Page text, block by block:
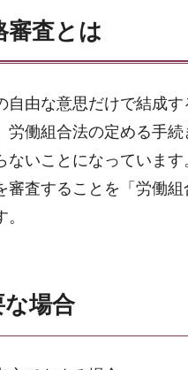
審査とは
自由な意思だけで結成
労働組合法の定める手
いことになっています
審査することを「労働
場合